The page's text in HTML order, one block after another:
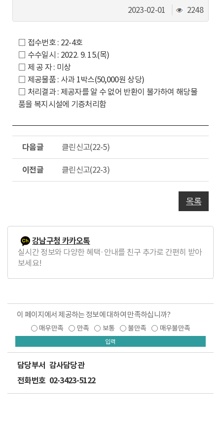
2023-02-01
조
회
2248
□ 접수번호 : 22-4호
□ 수수일시 : 2022. 9. 15.(목)
□ 제 공 자 : 미상
□ 제공물품 : 사과 1박스(50,000원 상당)
□ 처리결과 : 제공자를 알 수 없어 반환이 불가하여 해당물
품을 복지시설에 기증처리함
글
클린신고(22-5)
글
클린신고(22-3)
목록
강남구청 카카오톡
실시간 정보와 다양한 혜택·안내를 친구 추가로 간편히 받아
보세요!
이 페이지에서 제공하는 정보에 대하여 만족하십니까?
매우만족 만족 보통 불만족 매우불만족
입력
담당부서 감사담당관
전화번호 02-3423-5122